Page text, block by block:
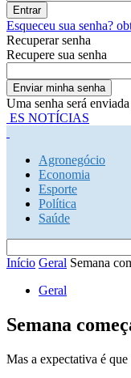
Esqueceu sua senha?
Recuperar senha
Recupere sua senha
Uma senha será
ES NOTÍCIAS
Agronegócio
Economia
Esporte
Política
Saúde
Início Geral Semana
Geral
Semana
Mas a expectativa é